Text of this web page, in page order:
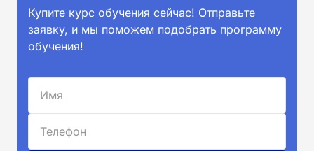
Купите курс обучения сейчас! Отправьте
заявку, и мы поможем подобрать программу
обучения!